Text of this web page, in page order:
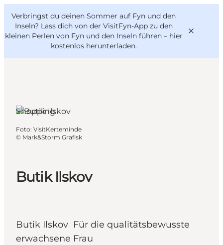
Verbringst du deinen Sommer auf Fyn und den
Inseln? Lass dich von der VisitFyn-App zu den
kleinen Perlen von Fyn und den Inseln führen – hier
kostenlos herunterladen.
Reise Ideen
Essen & trinken
VisitFyn
Deutsch
Butik Ilskov
Butik Ilskov Für die qualitätsbewusste
erwachsene Frau
Shopping
Foto: VisitKerteminde
© Mark&Storm Grafisk